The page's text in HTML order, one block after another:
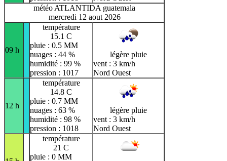
météo ATLANTIDA guatemala
mercredi 12 aout 2026
09 h
température
15.1 C
pluie : 0.5 MM
nuages : 44 %
humidité : 99 %
pression : 1017
légère pluie
vent : 3 km/h
Nord Ouest
12 h
température
14.8 C
pluie : 0.7 MM
nuages : 63 %
humidité : 98 %
pression : 1018
légère pluie
vent : 3 km/h
Nord Ouest
température
21 C
pluie : 0 MM